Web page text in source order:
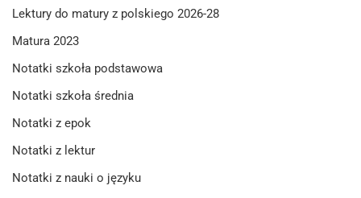
Lektury do matury z polskiego 2026-28
Matura 2023
Notatki szkoła podstawowa
Notatki szkoła średnia
Notatki z epok
Notatki z lektur
Notatki z nauki o języku